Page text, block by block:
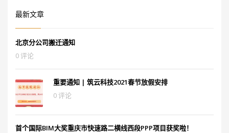
最新文章
北京分公司搬迁通知
0 评论
重要通知 | 筑云科技2021春节放假安排
0 评论
首个国际BIM大奖重庆市快速路二横线西段PPP项目获奖啦！